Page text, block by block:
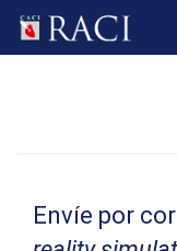
Envíe por